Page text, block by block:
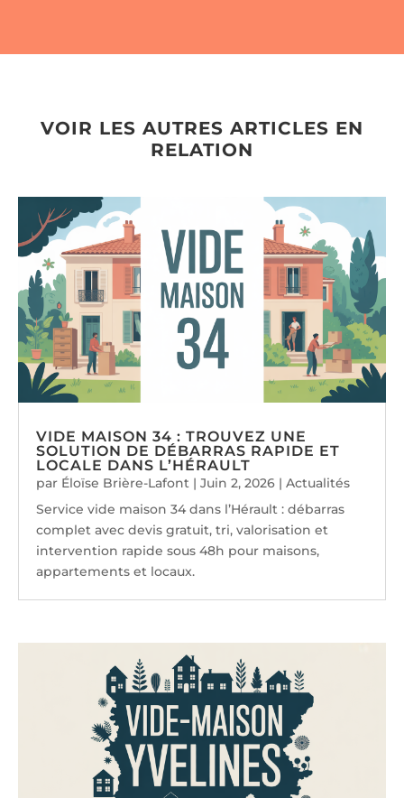
VOIR LES AUTRES ARTICLES EN
RELATION
VIDE MAISON 34 : TROUVEZ UNE
SOLUTION DE DÉBARRAS RAPIDE ET
LOCALE DANS L’HÉRAULT
par Éloïse Brière-Lafont |Juin 2, 2026 |Actualités
Service vide maison 34 dans l’Hérault : débarras
complet avec devis gratuit, tri, valorisation et
intervention rapide sous 48h pour maisons,
appartements et locaux.